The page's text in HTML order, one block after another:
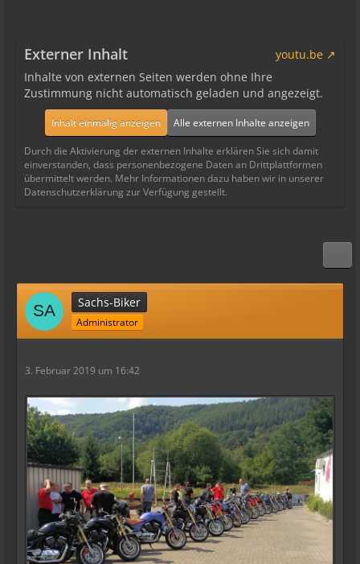
Externer Inhalt
youtu.be
Inhalte von externen Seiten werden ohne Ihre
Zustimmung nicht automatisch geladen und angezeigt.
Inhalt einmalig anzeigen Alle externen Inhalte anzeigen
Durch die Aktivierung der externen Inhalte erklären Sie sich damit
einverstanden, dass personenbezogene Daten an Drittplattformen
übermittelt werden. Mehr Informationen dazu haben wir in unserer
Datenschutzerklärung zur Verfügung gestellt.
Sachs-Biker
Administrator
3. Februar 2019 um 16:42